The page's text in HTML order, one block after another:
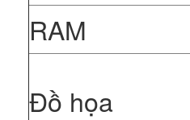
RAM
Đồ họa